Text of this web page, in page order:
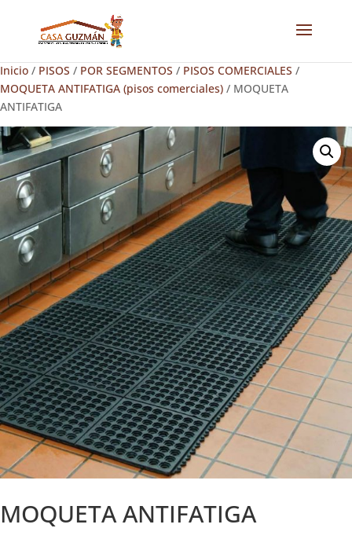
Inicio / PISOS / POR SEGMENTOS / PISOS COMERCIALES /
MOQUETA ANTIFATIGA (pisos comerciales) / MOQUETA
ANTIFATIGA
MOQUETA ANTIFATIGA